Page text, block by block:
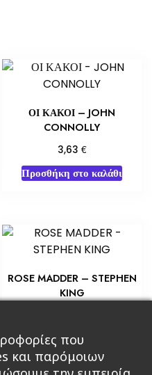
ΟΙ ΚΑΚΟΙ – JOHN
CONNOLLY
3,63 €
Προσθήκη στο καλάθι
ROSE MADDER – STEPHEN
KING
Προσθήκη στο καλάθι
που
και παρόμοιων